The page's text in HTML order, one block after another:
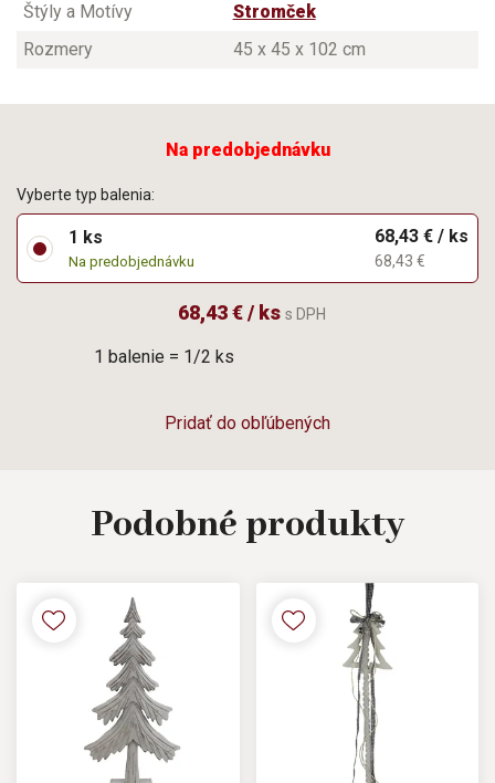
Štýly a Motívy
Stromček
Rozmery
45 x 45 x 102 cm
Na predobjednávku
1 balenie = 1/2 ks
Pridať do obľúbených
Vyberte typ balenia:
1 ks
Na predobjednávku
68,43 € / ks
68,43 €
68,43 € / ks s DPH
Podobné produkty